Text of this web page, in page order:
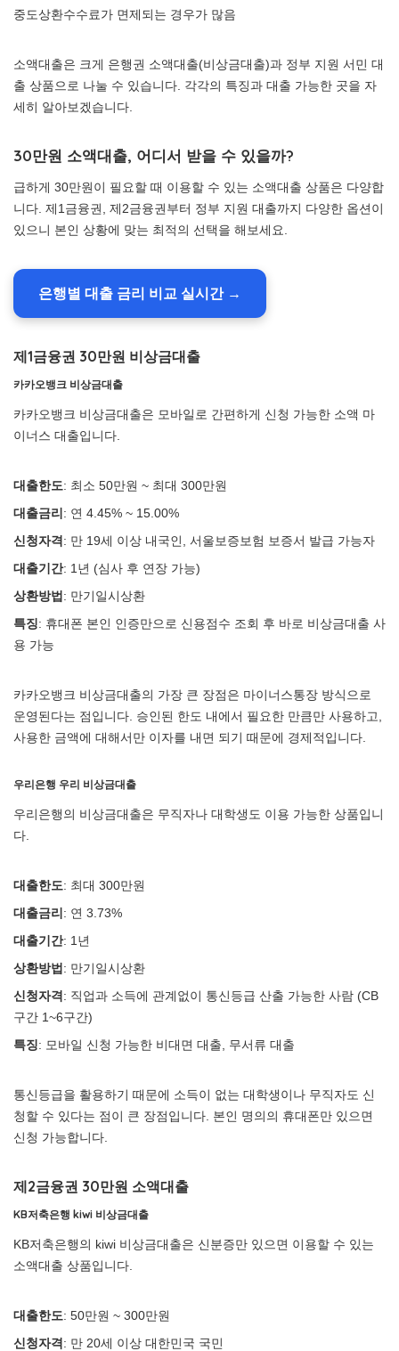
중도상환수수료가 면제되는 경우가 많음
소액대출은 크게 은행권 소액대출(비상금대출)과 정부 지원 서민 대
출 상품으로 나눌 수 있습니다. 각각의 특징과 대출 가능한 곳을 자
세히 알아보겠습니다.
30만원 소액대출, 어디서 받을 수 있을까?
급하게 30만원이 필요할 때 이용할 수 있는 소액대출 상품은 다양합
니다. 제1금융권, 제2금융권부터 정부 지원 대출까지 다양한 옵션이
있으니 본인 상황에 맞는 최적의 선택을 해보세요.
은행별 대출 금리 비교 실시간 →
제1금융권 30만원 비상금대출
카카오뱅크 비상금대출
카카오뱅크 비상금대출은 모바일로 간편하게 신청 가능한 소액 마
이너스 대출입니다.
대출한도: 최소 50만원 ~ 최대 300만원
대출금리 : 연 4.45% ~ 15.00%
신청자격 : 만 19세 이상 내국인, 서울보증보험 보증서 발급 가능자
대출기간: 1년 (심사 후 연장 가능)
상환방법 : 만기일시상환
특징: 휴대폰 본인 인증만으로 신용점수 조회 후 바로 비상금대출 사
용 가능
카카오뱅크 비상금대출의 가장 큰 장점은 마이너스통장 방식으로
운영된다는 점입니다. 승인된 한도 내에서 필요한 만큼만 사용하고,
사용한 금액에 대해서만 이자를 내면 되기 때문에 경제적입니다.
우리은행 우리 비상금대출
우리은행의 비상금대출은 무직자나 대학생도 이용 가능한 상품입니
다.
대출한도: 최대 300만원
대출금리 : 연 3.73%
대출기간: 1년
상환방법 : 만기일시상환
신청자격 : 직업과 소득에 관계없이 통신등급 산출 가능한 사람 (CB
구간 1~6구간)
특징: 모바일 신청 가능한 비대면 대출, 무서류 대출
통신등급을 활용하기 때문에 소득이 없는 대학생이나 무직자도 신
청할 수 있다는 점이 큰 장점입니다. 본인 명의의 휴대폰만 있으면
신청 가능합니다.
제2금융권 30만원 소액대출
KB저축은행 kiwi 비상금대출
KB저축은행의 kiwi 비상금대출은 신분증만 있으면 이용할 수 있는
소액대출 상품입니다.
대출한도: 50만원 ~ 300만원
신청자격 : 만 20세 이상 대한민국 국민